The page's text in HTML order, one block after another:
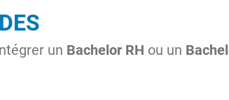
un Bachelor RH ou un